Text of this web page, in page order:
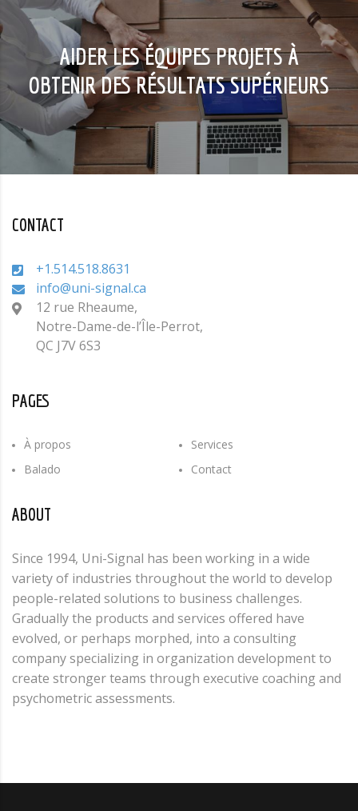
AIDER LES ÉQUIPES PROJETS À
OBTENIR DES RÉSULTATS SUPÉRIEURS
CONTACT
+1.514.518.8631
info@uni-signal.ca
12 rue Rheaume,
Notre-Dame-de-l’Île-Perrot,
QC J7V 6S3
PAGES
À propos
Services
Balado
Contact
ABOUT
Since 1994, Uni-Signal has been working in a wide
variety of industries throughout the world to develop
people-related solutions to business challenges.
Gradually the products and services offered have
evolved, or perhaps morphed, into a consulting
company specializing in organization development to
create stronger teams through executive coaching and
psychometric assessments.